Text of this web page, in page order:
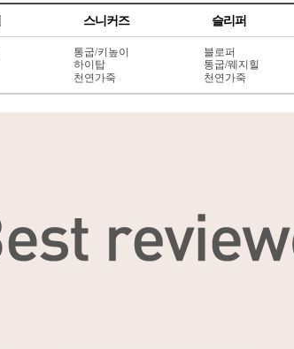
스니커즈 슬리퍼
통굽/키높이
하이탑
천연가죽
블로퍼
통굽/웨지힐
천연가죽